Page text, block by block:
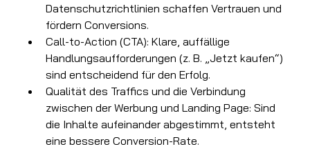
Datenschutzrichtlinien schaffen Vertrauen und
fördern Conversions.
Call-to-Action (CTA): Klare, auffällige
Handlungsaufforderungen (z. B. „Jetzt kaufen“)
sind entscheidend für den Erfolg.
Qualität des Traffics und die Verbindung
zwischen der Werbung und Landing Page: Sind
die Inhalte aufeinander abgestimmt, entsteht
eine bessere Conversion-Rate.